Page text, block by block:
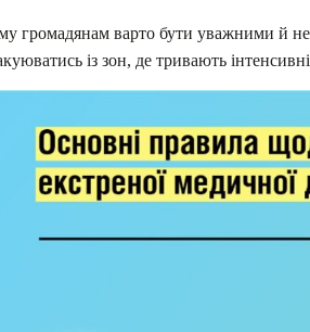
громадянам варто бути уважними й не
із зон, де тривають